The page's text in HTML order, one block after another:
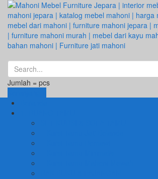
Jumlah = pcs